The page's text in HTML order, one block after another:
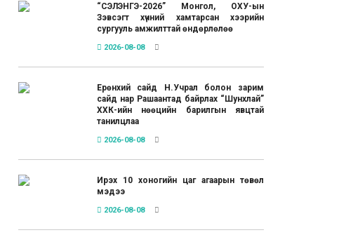
“СЭЛЭНГЭ-2026” Монгол, ОХУ-ын
Зэвсэгт хүчний хамтарсан хээрийн
сургууль амжилттай өндөрлөлөө
2026-08-08
Ерөнхий сайд Н.Учрал болон зарим
сайд нар Рашаантад байрлах “Шунхлай”
ХХК-ийн нөөцийн барилгын явцтай
танилцлаа
2026-08-08
Ирэх 10 хоногийн цаг агаарын төвөл
мэдээ
2026-08-08